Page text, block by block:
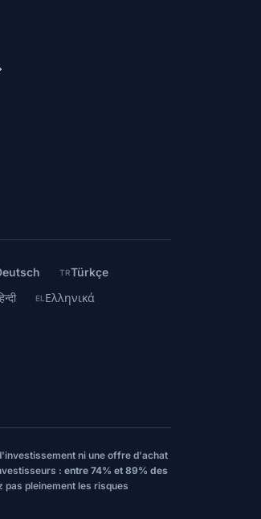
TRTürkçe
EL Ελληνικά
ni une offre d'achat
: entre 74% et 89% des
pas pleinement les risques